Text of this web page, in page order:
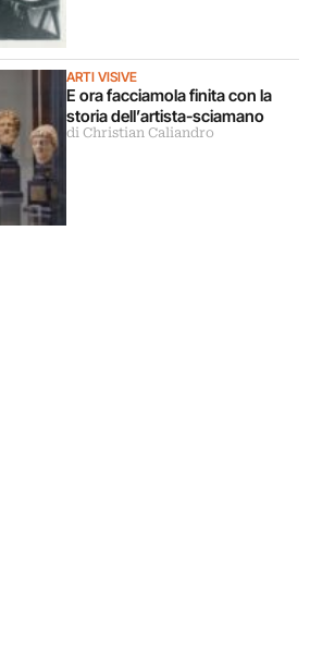
ARTI VISIVE
E ora facciamola finita con la
storia dell’artista-sciamano
di Christian Caliandro